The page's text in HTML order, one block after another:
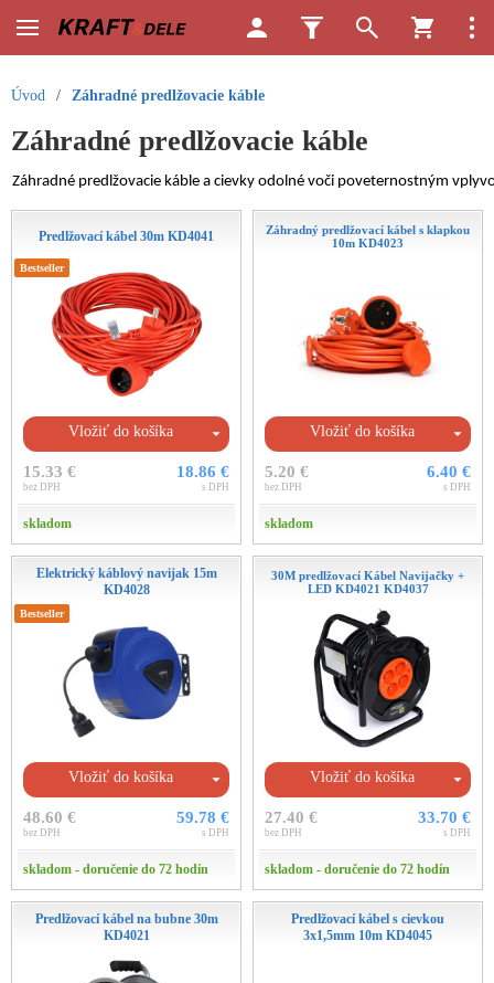
Úvod / Záhradné predlžovacie káble
Záhradné predlžovacie káble
Záhradné predlžovacie káble a cievky odolné voči poveternostným
Predlžovací kábel 30m KD4041
Bestseller
Vložiť do košíka
15.33 €
bez DPH
18.86 €
s DPH
skladom
Záhradný predlžovací kábel s klapkou
10m KD4023
Vložiť do košíka
5.20 €
bez DPH
6.40 €
s DPH
skladom
Elektrický káblový navijak 15m
KD4028
Bestseller
Vložiť do košíka
48.60 €
bez DPH
59.78 €
s DPH
skladom - doručenie do 72 hodín
30M predlžovací Kábel Navijačky +
LED KD4021 KD4037
Vložiť do košíka
27.40 €
bez DPH
33.70 €
s DPH
skladom - doručenie do 72 hodín
Predlžovací kábel na bubne 30m
KD4021
Predlžovací kábel s cievkou
3x1,5mm 10m KD4045